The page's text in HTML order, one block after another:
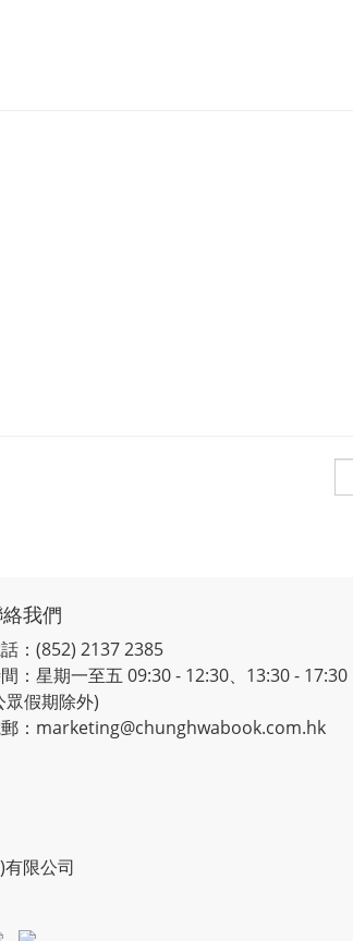
我們
：(852) 2137 2385
：星期一至五 09:30 - 12:30、13:30 - 17:30
眾假期除外)
：marketing@chunghwabook.com.hk
限公司